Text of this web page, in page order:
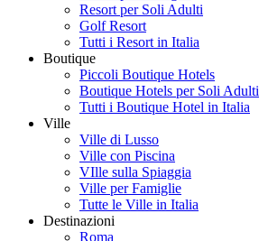
Resort per Soli Adulti
Golf Resort
Tutti i Resort in Italia
Boutique
Piccoli Boutique Hotels
Boutique Hotels per Soli Adulti
Tutti i Boutique Hotel in Italia
Ville
Ville di Lusso
Ville con Piscina
VIlle sulla Spiaggia
Ville per Famiglie
Tutte le Ville in Italia
Destinazioni
Roma